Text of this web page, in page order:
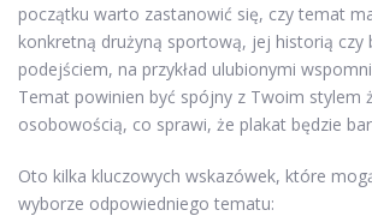
początku warto zastanowić się, czy temat
konkretną drużyną sportową, jej historią czy
podejściem, na przykład ulubionymi
Temat powinien być spójny z Twoim stylem
osobowością, co sprawi, że plakat będzie
Oto kilka kluczowych wskazówek, które
wyborze odpowiedniego tematu: